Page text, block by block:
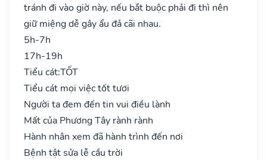
tránh đi vào giờ này, nếu bắt buộc phải đi thì nên
giữ miệng dễ gây ẩu đả cãi nhau.
5h-7h
17h-19h
Tiểu cát:TỐT
Tiểu cát mọi việc tốt tươi
Người ta đem đến tin vui điều lành
Mất của Phương Tây rành rành
Hành nhân xem đã hành trình đến nơi
Bệnh tật sửa lễ cầu trời